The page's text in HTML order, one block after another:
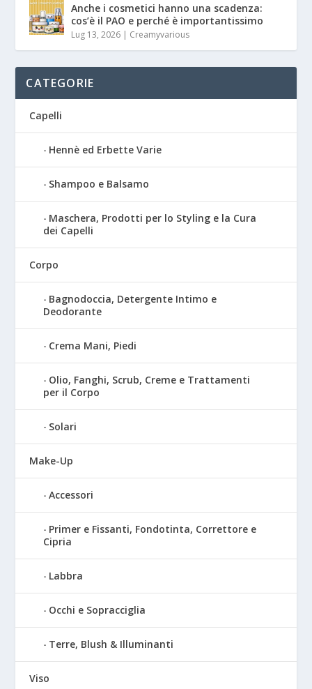
Anche i cosmetici hanno una scadenza:
cos’è il PAO e perché è importantissimo
Lug 13, 2026 | Creamyvarious
CATEGORIE
Capelli
Hennè ed Erbette Varie
Shampoo e Balsamo
Maschera, Prodotti per lo Styling e la Cura
dei Capelli
Corpo
Bagnodoccia, Detergente Intimo e
Deodorante
Crema Mani, Piedi
Olio, Fanghi, Scrub, Creme e Trattamenti
per il Corpo
Solari
Make-Up
Accessori
Primer e Fissanti, Fondotinta, Correttore e
Cipria
Labbra
Occhi e Sopracciglia
Terre, Blush & Illuminanti
Viso